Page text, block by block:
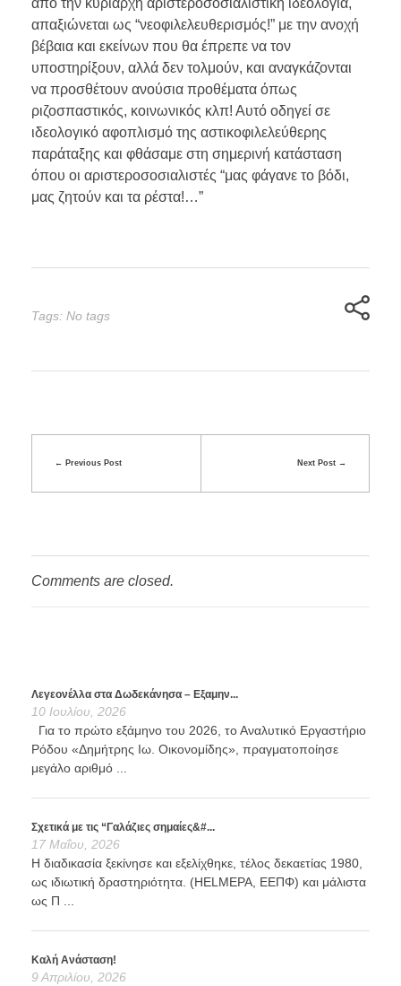
απαξιώνεται ως “νεοφιλελευθερισμός!” με την ανοχή
βέβαια και εκείνων που θα έπρεπε να τον
υποστηρίξουν, αλλά δεν τολμούν, και αναγκάζονται
να προσθέτουν ανούσια προθέματα όπως
ριζοσπαστικός, κοινωνικός κλπ! Αυτό οδηγεί σε
ιδεολογικό αφοπλισμό της αστικοφιλελεύθερης
παράταξης και φθάσαμε στη σημερινή κατάσταση
όπου οι αριστεροσοσιαλιστές “μας φάγανε το βόδι,
μας ζητούν και τα ρέστα!…”
Tags: No tags
Previous Post Next Post
Comments are closed.
Λεγεονέλλα στα Δωδεκάνησα – Εξαμην...
10 Ιουλίου, 2026
Για το πρώτο εξάμηνο του 2026, το Αναλυτικό Εργαστήριο
Ρόδου «Δημήτρης Ιω. Οικονομίδης», πραγματοποίησε
μεγάλο αριθμό ...
Σχετικά με τις “Γαλάζιες σημαίες&#...
17 Μαΐου, 2026
Η διαδικασία ξεκίνησε και εξελίχθηκε, τέλος δεκαετίας 1980,
ως ιδιωτική δραστηριότητα. (HELMEPA, ΕΕΠΦ) και μάλιστα
ως Π ...
Καλή Ανάσταση!
9 Απριλίου, 2026